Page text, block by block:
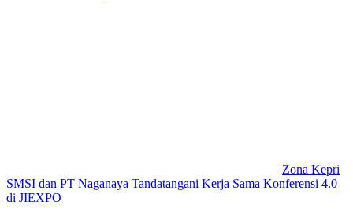
Zona Kepri
SMSI dan PT Naganaya Tandatangani Kerja Sama Konferensi 4.0
di JIEXPO